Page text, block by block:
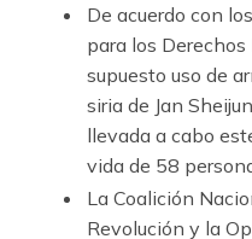
De acuerdo con los
para los
supuesto uso de
siria de Jan
llevada a cabo
vida de 58
La Coalición
Revolución y la